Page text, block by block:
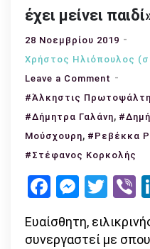
έχει μείνει
28 Νοεμβρίου 2019
Χρήστος Ηλιόπουλος
Leave a Comment on
Ρεβέκκα
Ρούσση:
«Μια
έχει
μείνει
παιδί»
#Άλκηστις Πρωτοψάλτη
#Δήμητρα Γαλάνη,
Μούσχουρη, #Ρεβέκκα
#Στέφανος Κορκολής
Facebook
Eυαίσθητη,
συνεργαστεί με